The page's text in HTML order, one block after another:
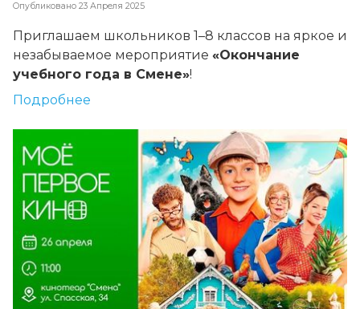
Опубликовано 23 Апреля 2025
Приглашаем школьников 1–8 классов на яркое и
незабываемое мероприятие «Окончание
учебного года в Смене»!
Подробнее